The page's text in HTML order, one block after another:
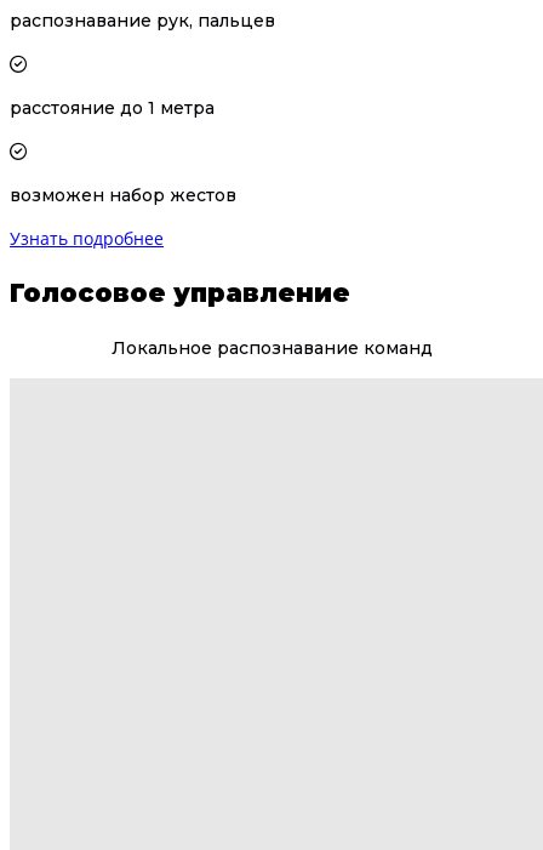
распознавание рук, пальцев
расстояние до 1 метра
возможен набор жестов
Узнать подробнее
Голосовое управление
Локальное распознавание команд